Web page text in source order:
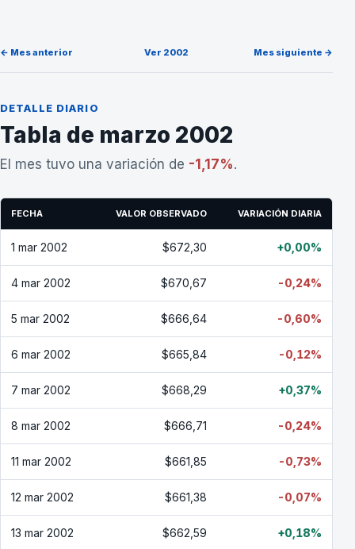
← Mes anterior Ver 2002 Mes siguiente →
DETALLE DIARIO
Tabla de marzo 2002
El mes tuvo una variación de -1,17%.
FECHA VALOR OBSERVADO VARIACIÓN DIARIA
1 mar 2002 $672,30 +0,00%
4 mar 2002 $670,67 -0,24%
5 mar 2002 $666,64 -0,60%
6 mar 2002 $665,84 -0,12%
7 mar 2002 $668,29 +0,37%
8 mar 2002 $666,71 -0,24%
11 mar 2002 $661,85 -0,73%
12 mar 2002 $661,38 -0,07%
13 mar 2002 $662,59 +0,18%